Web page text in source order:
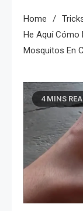
Home
He Aquí Cómo
Mosquitos En
4 MINS